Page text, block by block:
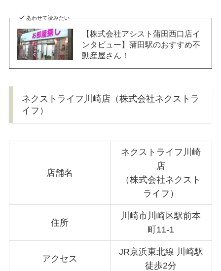
あわせて読みたい
【株式会社アシスト蒲田西口店イ
ンタビュー】蒲田駅のおすすめ不
動産屋さん！
ネクストライフ川崎店（株式会社ネクストラ
イフ）
店舗名
ネクストライフ川崎
店
（株式会社ネクスト
ライフ）
住所
川崎市川崎区駅前本
町11-1
アクセス
JR京浜東北線 川崎駅
徒歩2分